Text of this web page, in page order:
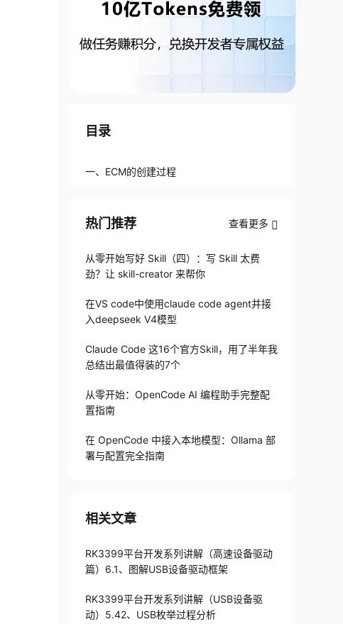
目录
一、ECM的创建过程
热门推荐 查看更多
从零开始写好 Skill（四）：写 Skill 太费
劲？让 skill-creator 来帮你
在VS code中使用claude code agent并接
入deepseek V4模型
Claude Code 这16个官方Skill，用了半年我
总结出最值得装的7个
从零开始：OpenCode AI 编程助手完整配
置指南
在 OpenCode 中接入本地模型：Ollama 部
署与配置完全指南
相关文章
RK3399平台开发系列讲解（高速设备驱动
篇）6.1、图解USB设备驱动框架
RK3399平台开发系列讲解（USB设备驱
动）5.42、USB枚举过程分析